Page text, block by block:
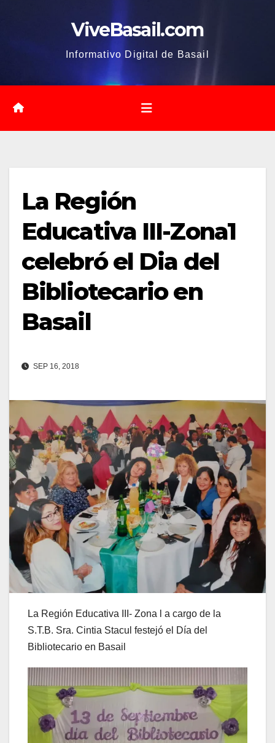
ViveBasail.com
Informativo Digital de Basail
La Región
Educativa III-Zona1
celebró el Dia del
Bibliotecario en
Basail
SEP 16, 2018
La Región Educativa III- Zona l a cargo de la
S.T.B. Sra. Cintia Stacul festejó el Día del
Bibliotecario en Basail